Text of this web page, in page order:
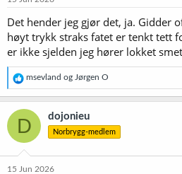
Det hender jeg gjør det, ja. Gidder
høyt trykk straks fatet er tenkt tett
er ikke sjelden jeg hører lokket
R
e
a
k
s
j
o
e
msevland og Jørgen O
D dojonieu
Norbrygg-medlem
15 Jun 2026